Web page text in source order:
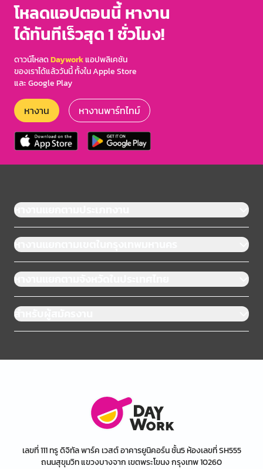
โหลดแอปตอนนี้ หางาน
ได้ทันทีเร็วสุด 1 ชั่วโมง!
ดาวน์โหลดDayworkแอปพลิเคชัน
ของเราได้แล้ววันนี้ ทั้งใน Apple Store
และ Google Play
หางาน หางานพาร์ทไทม์
หางานแยกตามประเภทงาน
หางานแยกตามเขตในกรุงเทพมหานคร
หางานแยกตามจังหวัดในประเทศไทย
สำหรับผู้สมัครงาน
เลขที่ 111 ทรู ดิจิทัล พาร์ค เวสต์ อาคารยูนิคอร์น ชั้น5 ห้องเลขที่ SH555
ถนนสุขุมวิท แขวงบางจาก เขตพระโขนง กรุงเทพ 10260